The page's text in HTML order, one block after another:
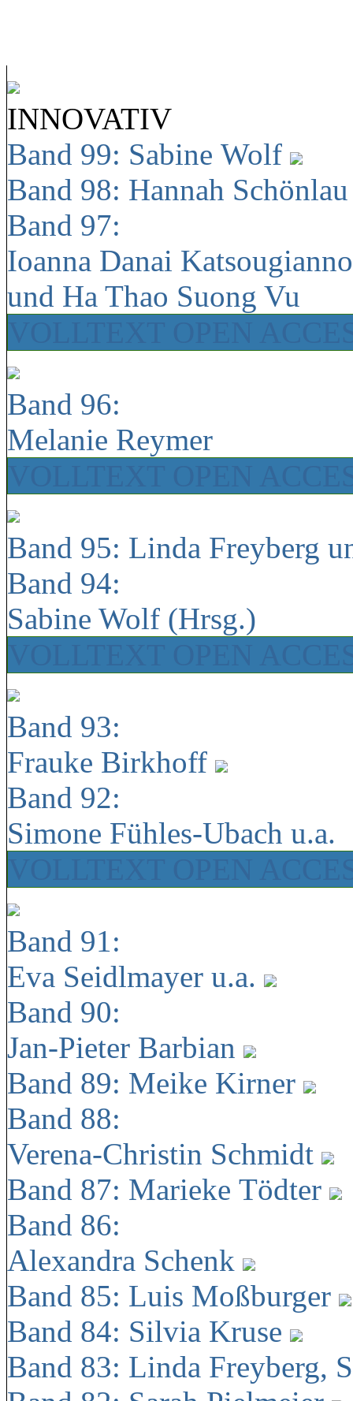
INNOVATIV
Band 99: Sabine Wolf
Band 98: Hannah
Band 97:
Ioanna Danai
und Ha Thao Suong Vu
Band 96:
Melanie Reymer
Band 95: Linda Freyberg
Band 94:
Sabine Wolf (Hrsg.)
Band 93:
Frauke Birkhoff
Band 92:
Simone Fühles-Ubach u.a.
Band 91:
Eva Seidlmayer u.a.
Band 90:
Jan-Pieter Barbian
Band 89: Meike Kirner
Band 88:
Verena-Christin Schmidt
Band 87: Marieke Tödter
Band 86:
Alexandra Schenk
Band 85: Luis Moßburger
Band 84: Silvia Kruse
Band 83: Linda Freyberg,